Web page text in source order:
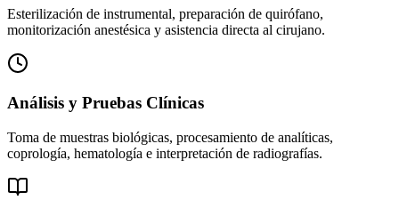
Esterilización de instrumental, preparación de quirófano,
monitorización anestésica y asistencia directa al cirujano.
Análisis y Pruebas Clínicas
Toma de muestras biológicas, procesamiento de analíticas,
coprología, hematología e interpretación de radiografías.